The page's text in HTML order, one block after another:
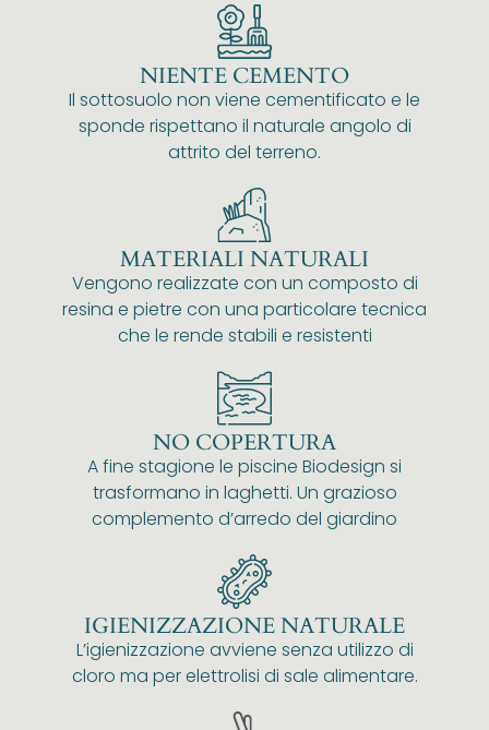
NIENTE CEMENTO
Il sottosuolo non viene cementificato e le
sponde rispettano il naturale angolo di
attrito del terreno.
MATERIALI NATURALI
Vengono realizzate con un composto di
resina e pietre con una particolare tecnica
che le rende stabili e resistenti
NO COPERTURA
A fine stagione le piscine Biodesign si
trasformano in laghetti. Un grazioso
complemento d’arredo del giardino
IGIENIZZAZIONE NATURALE
L’igienizzazione avviene senza utilizzo di
cloro ma per elettrolisi di sale alimentare.